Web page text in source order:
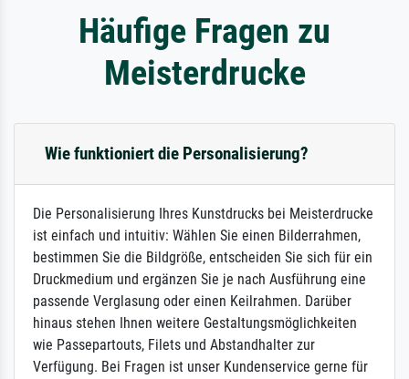
Häufige Fragen zu
Meisterdrucke
Wie funktioniert die Personalisierung?
Die Personalisierung Ihres Kunstdrucks bei Meisterdrucke
ist einfach und intuitiv: Wählen Sie einen Bilderrahmen,
bestimmen Sie die Bildgröße, entscheiden Sie sich für ein
Druckmedium und ergänzen Sie je nach Ausführung eine
passende Verglasung oder einen Keilrahmen. Darüber
hinaus stehen Ihnen weitere Gestaltungsmöglichkeiten
wie Passepartouts, Filets und Abstandhalter zur
Verfügung. Bei Fragen ist unser Kundenservice gerne für